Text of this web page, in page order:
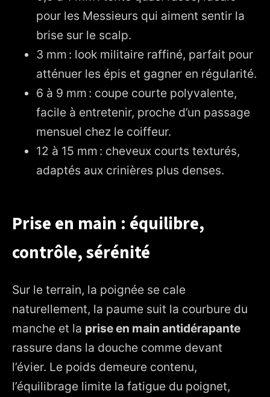
pour les Messieurs qui aiment sentir la
brise sur le scalp.
3 mm : look militaire raffiné, parfait pour
atténuer les épis et gagner en régularité.
6 à 9 mm : coupe courte polyvalente,
facile à entretenir, proche d’un passage
mensuel chez le coiffeur.
12 à 15 mm : cheveux courts texturés,
adaptés aux crinières plus denses.
Prise en main : équilibre,
contrôle, sérénité
Sur le terrain, la poignée se cale
naturellement, la paume suit la courbure du
manche et la prise en main antidérapante
rassure dans la douche comme devant
l’évier. Le poids demeure contenu,
l’équilibrage limite la fatigue du poignet,